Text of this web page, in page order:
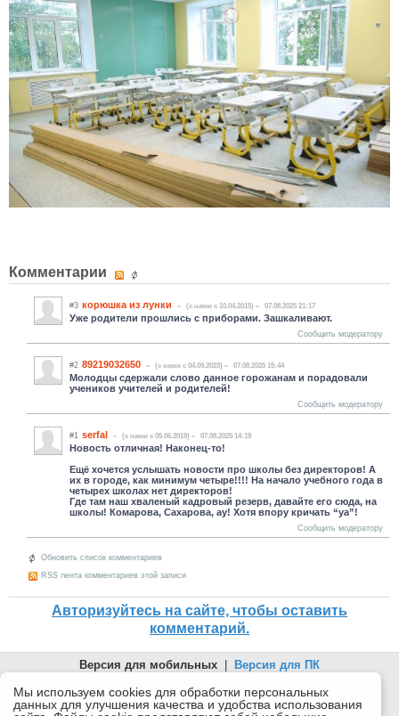
Комментарии
#3 корюшка из лунки (c нами с 10.04.2015) 07.08.2025 21:17
Уже родители прошлись с приборами. Зашкаливают.
Сообщить модератору
#2 89219032650 (c нами с 04.09.2023) 07.08.2025 15:44
Молодцы сдержали слово данное горожанам и порадовали
учеников учителей и родителей!
Сообщить модератору
#1 serfal (c нами с 05.06.2019) 07.08.2025 14:19
Новость отличная! Наконец-то!
Ещё хочется услышать новости про школы без директоров! А
их в городе, как минимум четыре!!!! На начало учебного года в
четырех школах нет директоров!
Где там наш хваленый кадровый резерв, давайте его сюда, на
школы! Комарова, Сахарова, ау! Хотя впору кричать “уа”!
Сообщить модератору
Обновить список комментариев
RSS лента комментариев этой записи
Авторизуйтесь на сайте, чтобы оставить
комментарий.
Версия для мобильных
Версия для ПК
© 2026 Беломорканал Северодвинск tv29.ru
Joomla!is Free Software released under the GNU General Public
Мы используем cookies для обработки персональных
данных для улучшения качества и удобства использования